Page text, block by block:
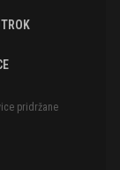
pridržane